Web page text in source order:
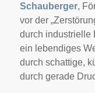
Schauberger,
vor der
durch industrielle
ein lebendiges
durch schattige,
durch gerade